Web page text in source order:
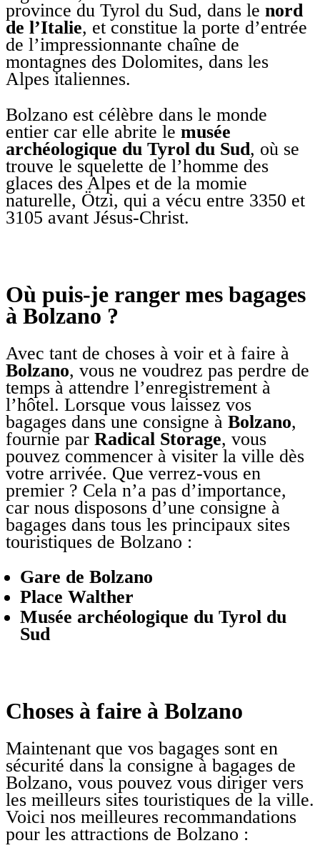
province du Tyrol du Sud, dans le nord
de l’Italie, et constitue la porte d’entrée
de l’impressionnante chaîne de
montagnes des Dolomites, dans les
Alpes italiennes.
Bolzano est célèbre dans le monde
entier car elle abrite le musée
archéologique du Tyrol du Sud, où se
trouve le squelette de l’homme des
glaces des Alpes et de la momie
naturelle, Ötzi, qui a vécu entre 3350 et
3105 avant Jésus-Christ.
Où puis-je ranger mes bagages
à Bolzano ?
Avec tant de choses à voir et à faire à
Bolzano, vous ne voudrez pas perdre de
temps à attendre l’enregistrement à
l’hôtel. Lorsque vous laissez vos
bagages dans une consigne à Bolzano,
fournie par Radical Storage, vous
pouvez commencer à visiter la ville dès
votre arrivée. Que verrez-vous en
premier ? Cela n’a pas d’importance,
car nous disposons d’une consigne à
bagages dans tous les principaux sites
touristiques de Bolzano :
Gare de Bolzano
Place Walther
Musée archéologique du Tyrol du
Sud
Choses à faire à Bolzano
Maintenant que vos bagages sont en
sécurité dans la consigne à bagages de
Bolzano, vous pouvez vous diriger vers
les meilleurs sites touristiques de la ville.
Voici nos meilleures recommandations
pour les attractions de Bolzano :